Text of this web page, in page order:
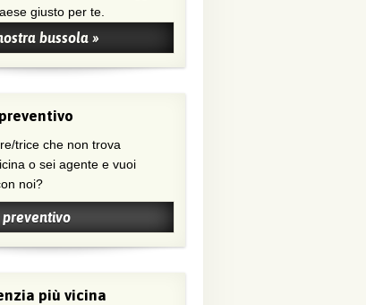
giusto per te.
bussola »
o sei agente e vuoi
noi?
preventivo
più vicina